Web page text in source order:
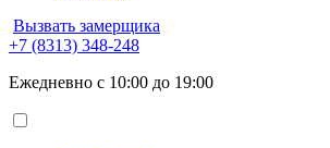
Вызвать замерщика
+7 (8313) 348-248
Ежедневно с 10:00 до 19:00